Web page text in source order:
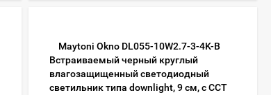
Maytoni Okno DL055-10W2.7-3-4K-B
Встраиваемый черный круглый
влагозащищенный светодиодный
светильник типа downlight, 9 см, с CCT